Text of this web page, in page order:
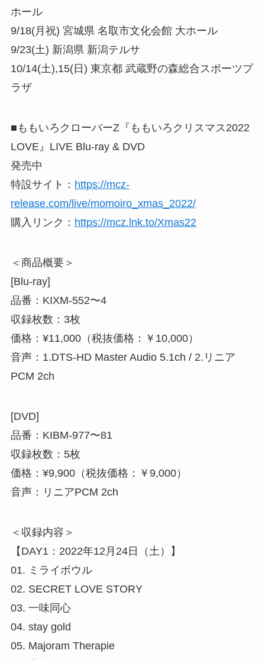
ホール
9/18(月祝) 宮城県 名取市文化会館 大ホール
9/23(土) 新潟県 新潟テルサ
10/14(土),15(日) 東京都 武蔵野の森総合スポーツプ
ラザ
■ももいろクローバーZ『ももいろクリスマス2022
LOVE』LIVE Blu-ray & DVD
発売中
特設サイト： https://mcz-
release.com/live/momoiro_xmas_2022/
購入リンク： https://mcz.lnk.to/Xmas22
＜商品概要＞
[Blu-ray]
品番：KIXM-552〜4
収録枚数：3枚
価格：¥11,000（税抜価格：￥10,000）
音声：1.DTS-HD Master Audio 5.1ch / 2.リニア
PCM 2ch
[DVD]
品番：KIBM-977〜81
収録枚数：5枚
価格：¥9,900（税抜価格：￥9,000）
音声：リニアPCM 2ch
＜収録内容＞
【DAY1：2022年12月24日（土）】
01. ミライボウル
02. SECRET LOVE STORY
03. 一味同心
04. stay gold
05. Majoram Therapie